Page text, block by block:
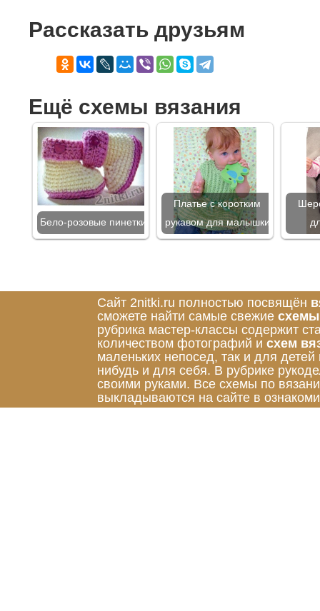
Рассказать друзьям
Ещё схемы вязания
Бело-розовые пинетки
Платье с коротким
рукавом для малышки
Сайт 2nitki.ru полностью посвящён
сможете найти самые свежие схемы
рубрика мастер-классы содержит
количеством фотографий и схем
маленьких непосед, так и для
нибудь и для себя. В рубрике
своими руками. Все схемы по
выкладываются на сайте в